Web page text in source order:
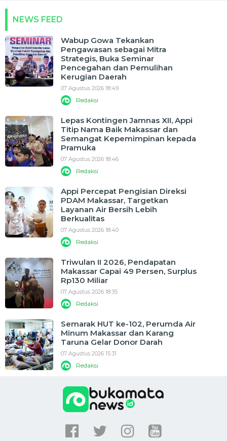
NEWS FEED
Wabup Gowa Tekankan
Pengawasan sebagai Mitra
Strategis, Buka Seminar
Pencegahan dan Pemulihan
Kerugian Daerah
07 Agustus 2026 18:49
Redaksi
Lepas Kontingen Jamnas XII, Appi
Titip Nama Baik Makassar dan
Semangat Kepemimpinan kepada
Pramuka
07 Agustus 2026 18:46
Redaksi
Appi Percepat Pengisian Direksi
PDAM Makassar, Targetkan
Layanan Air Bersih Lebih
Berkualitas
07 Agustus 2026 18:40
Redaksi
Triwulan II 2026, Pendapatan
Makassar Capai 49 Persen, Surplus
Rp130 Miliar
07 Agustus 2026 18:35
Redaksi
Semarak HUT ke-102, Perumda Air
Minum Makassar dan Karang
Taruna Gelar Donor Darah
07 Agustus 2026 15:31
Redaksi